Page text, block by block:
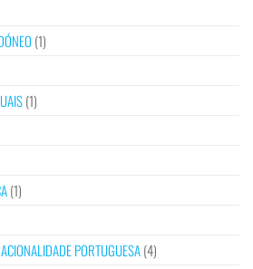
(1)
(1)
(1)
PORTUGUESA(4)